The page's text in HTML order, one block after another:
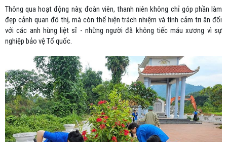
Thông qua hoạt động này, đoàn viên, thanh niên không chỉ góp phần làm
đẹp cảnh quan đô thị, mà còn thể hiện trách nhiệm và tình cảm tri ân đối
với các anh hùng liệt sĩ - những người đã không tiếc máu xương vì sự
nghiệp bảo vệ Tổ quốc.